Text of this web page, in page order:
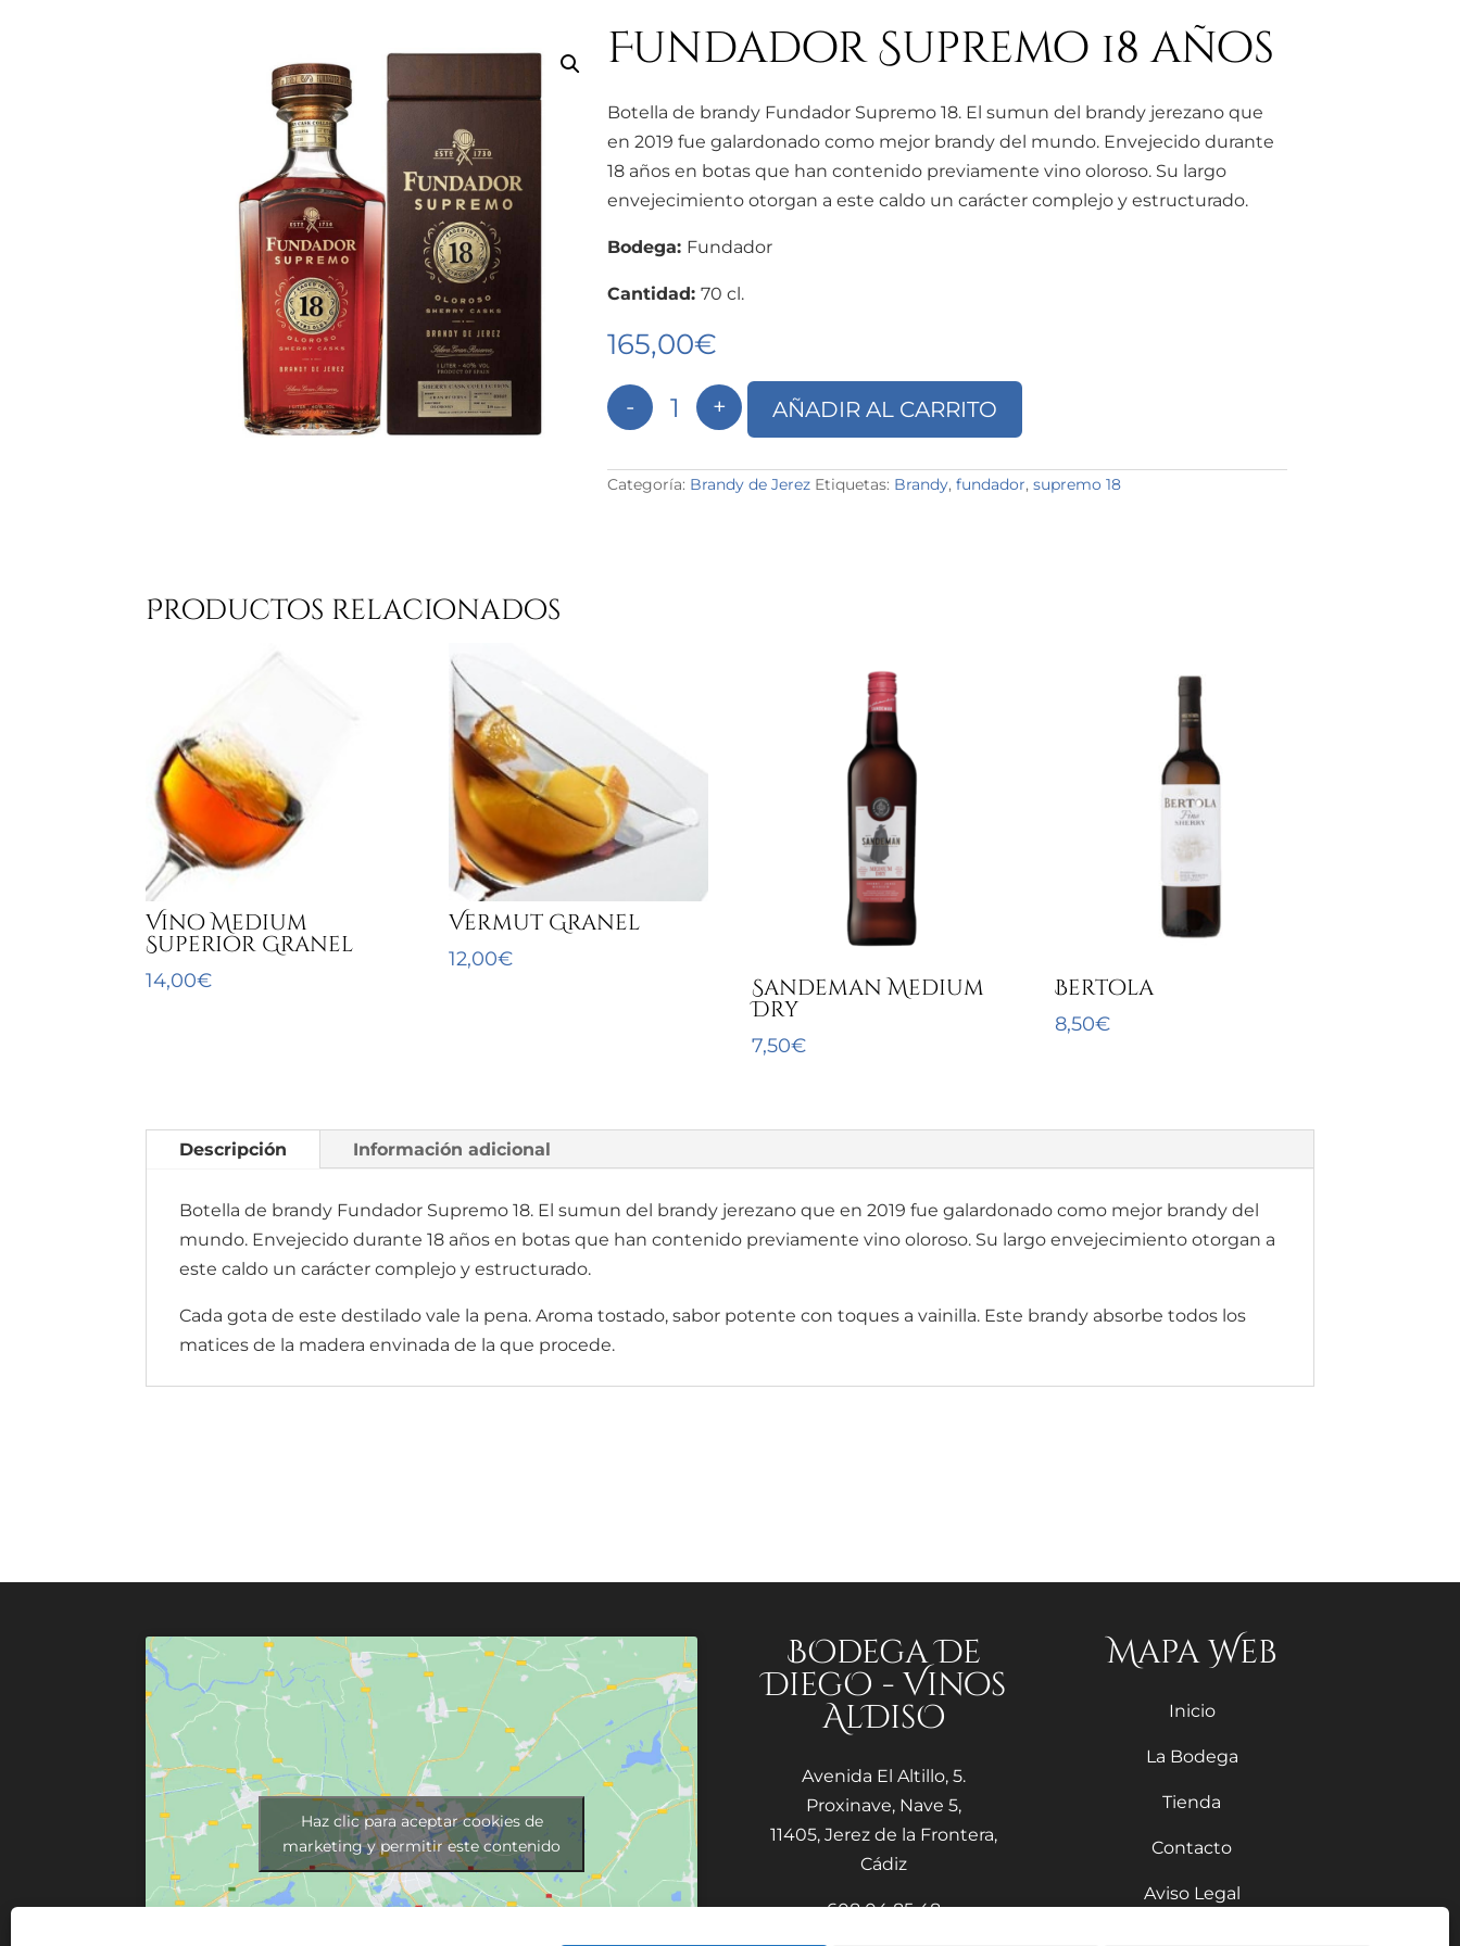
Fundador Supremo 18 años
Botella de brandy Fundador Supremo 18. El sumun del brandy jerezano que
en 2019 fue galardonado como mejor brandy del mundo. Envejecido durante
18 años en botas que han contenido previamente vino oloroso. Su largo
envejecimiento otorgan a este caldo un carácter complejo y estructurado.
Bodega: Fundador
Cantidad:70 cl.
165,00€
Fundador Supremo 18 años cantidad
- + AÑADIR AL CARRITO
Categoría: Brandy de Jerez Etiquetas: Brandy,fundador,supremo 18
Productos relacionados
Vino Medium
Superior Granel
14,00€
Vermut Granel
12,00€
Sandeman Medium
Dry
7,50€
Bertola
8,50€
Descripción Información adicional
Botella de brandy Fundador Supremo 18. El sumun del brandy jerezano que en 2019 fue galardonado como mejor brandy del
mundo. Envejecido durante 18 años en botas que han contenido previamente vino oloroso. Su largo envejecimiento otorgan a
este caldo un carácter complejo y estructurado.
Cada gota de este destilado vale la pena. Aroma tostado, sabor potente con toques a vainilla. Este brandy absorbe todos los
matices de la madera envinada de la que procede.
Haz clic para aceptar cookies de
marketing y permitir este contenido
BOdega De
DiegO - Vinos
AlDisO
Avenida El Altillo, 5.
Proxinave, Nave 5,
11405, Jerez de la Frontera,
Cádiz
608 04 85 48
Mapa Web
Inicio
La Bodega
Tienda
Contacto
Aviso Legal